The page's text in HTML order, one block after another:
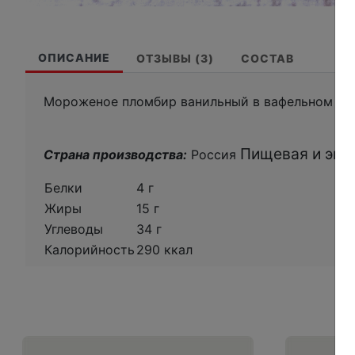
ОПИСАНИЕ ОТЗЫВЫ (3) СОСТАВ
Мороженое пломбир ванильный в вафельном
Страна производства: Россия Пищевая и
Белки
4 г
Жиры
15 г
Углеводы
34 г
Калорийность 290 ккал